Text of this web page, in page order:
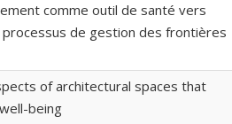
comme outil de santé vers
de gestion des frontières
of architectural spaces that
being